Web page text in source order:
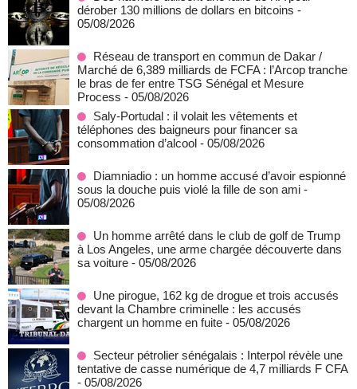
dérober 130 millions de dollars en bitcoins -
05/08/2026
Réseau de transport en commun de Dakar /
Marché de 6,389 milliards de FCFA : l’Arcop tranche
le bras de fer entre TSG Sénégal et Mesure
Process - 05/08/2026
Saly-Portudal : il volait les vêtements et
téléphones des baigneurs pour financer sa
consommation d’alcool - 05/08/2026
Diamniadio : un homme accusé d’avoir espionné
sous la douche puis violé la fille de son ami -
05/08/2026
Un homme arrêté dans le club de golf de Trump
à Los Angeles, une arme chargée découverte dans
sa voiture - 05/08/2026
Une pirogue, 162 kg de drogue et trois accusés
devant la Chambre criminelle : les accusés
chargent un homme en fuite - 05/08/2026
Secteur pétrolier sénégalais : Interpol révèle une
tentative de casse numérique de 4,7 milliards F CFA
- 05/08/2026